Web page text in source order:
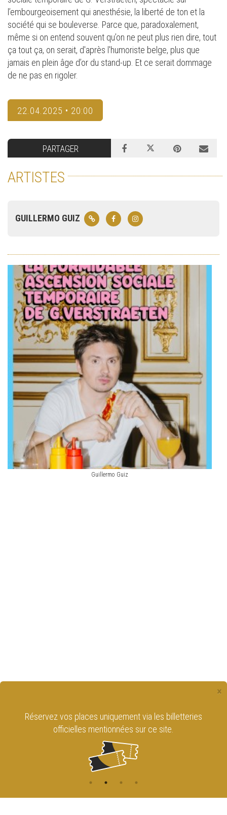
l’embourgeoisement qui anesthésie, la liberté de ton et la
société qui se bouleverse. Parce que, paradoxalement,
même si on entend souvent qu’on ne peut plus rien dire, tout
ça tout ça, on serait, d'après l'humoriste belge, plus que
jamais en plein âge d’or du stand-up. Et ce serait dommage
de ne pas en rigoler.
22.04.2025 • 20:00
PARTAGER
ARTISTES
GUILLERMO GUIZ
Guillermo Guiz
×
Réservez vos places uniquement via les billetteries
officielles mentionnées sur ce site.